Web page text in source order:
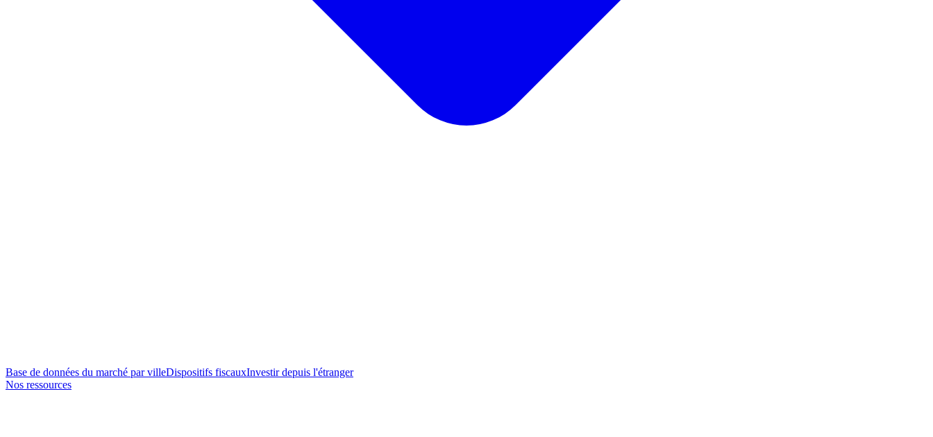
Base de données du marché par villeDispositifs fiscauxInvestir depuis l'étranger
Nos ressources